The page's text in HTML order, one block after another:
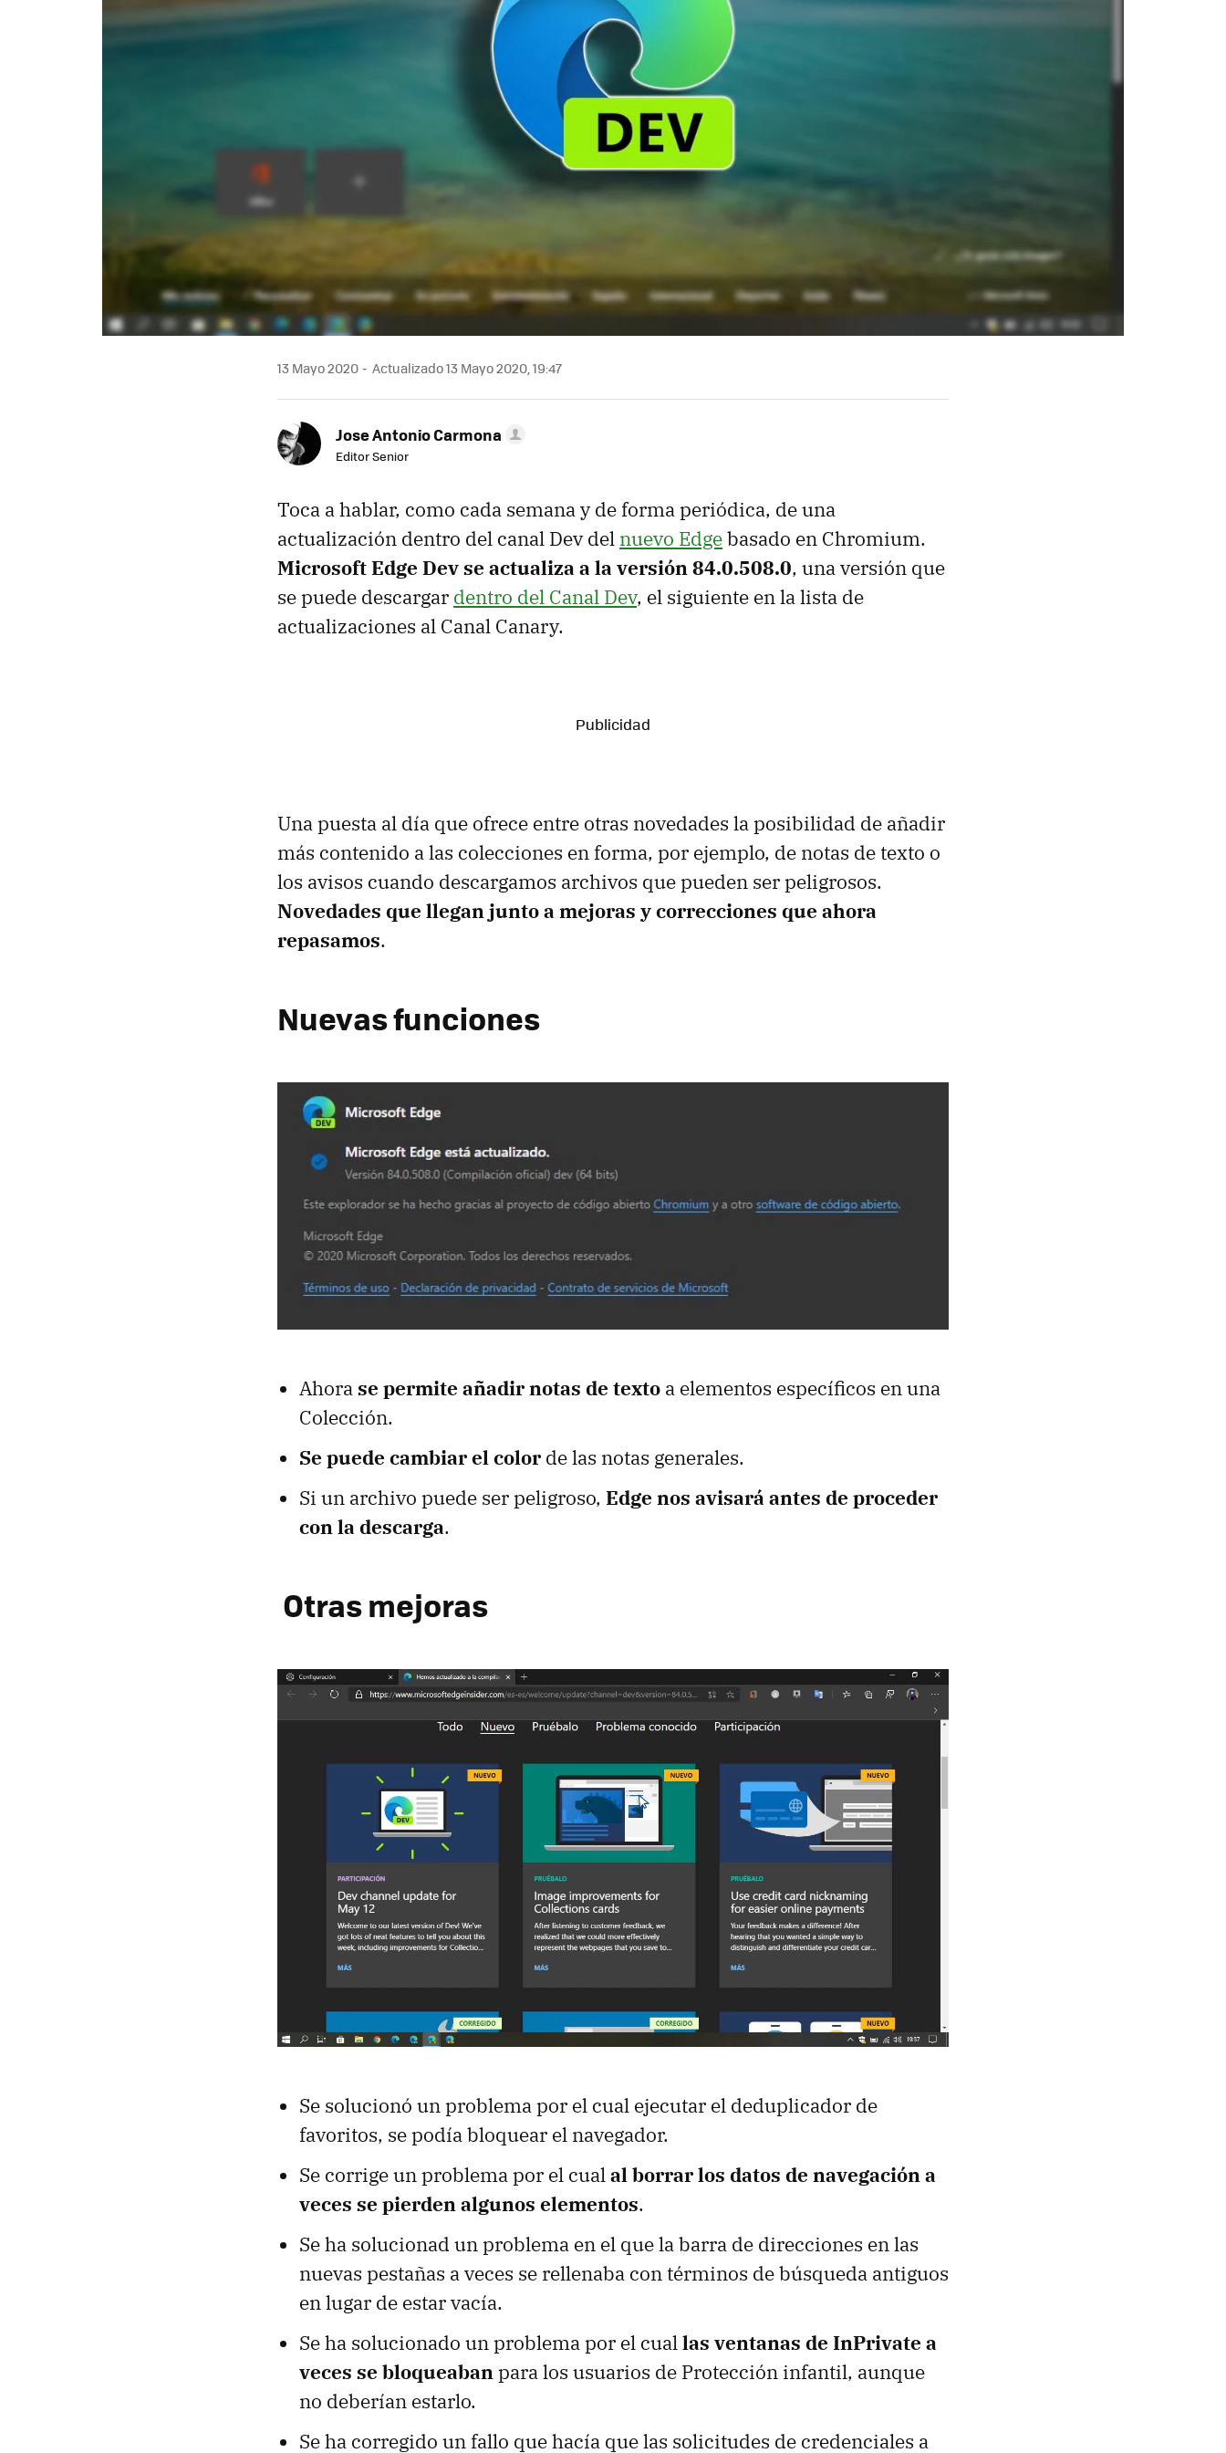
13 Mayo 2020 Actualizado 13 Mayo 2020, 19:47
Jose Antonio Carmona
Editor Senior
Toca a hablar, como cada semana y de forma periódica, de una
actualización dentro del canal Dev del nuevo Edgebasado en Chromium.
Microsoft Edge Dev se actualiza a la versión 84.0.508.0, una versión que
se puede descargar dentro del Canal Dev, el siguiente en la lista de
actualizaciones al Canal Canary.
Una puesta al día que ofrece entre otras novedades la posibilidad de añadir
más contenido a las colecciones en forma, por ejemplo, de notas de texto o
los avisos cuando descargamos archivos que pueden ser peligrosos.
Novedades que llegan junto a mejoras y correcciones que ahora
repasamos.
Nuevas funciones
Ahorase permite añadir notas de texto a elementos específicos en una
Colección.
Se puede cambiar el color de las notas generales.
Si un archivo puede ser peligroso, Edge nos avisará antes de proceder
con la descarga.
Otras mejoras
Se solucionó un problema por el cual ejecutar el deduplicador de
favoritos, se podía bloquear el navegador.
Se corrige un problema por el cualal borrar los datos de navegación a
veces se pierden algunos elementos.
Se ha solucionad un problema en el que la barra de direcciones en las
nuevas pestañas a veces se rellenaba con términos de búsqueda antiguos
en lugar de estar vacía.
Se ha solucionado un problema por el cuallas ventanas de InPrivate a
veces se bloqueabanpara los usuarios de Protección infantil, aunque
no deberían estarlo.
Se ha corregido un fallo que hacía que las solicitudes de credenciales a